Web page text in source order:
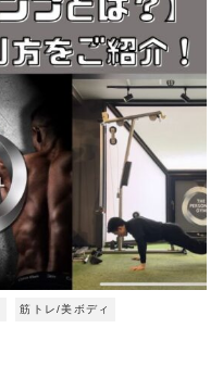
筋トレ/美ボディ